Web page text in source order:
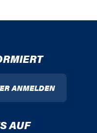
ANMELDEN
AUF